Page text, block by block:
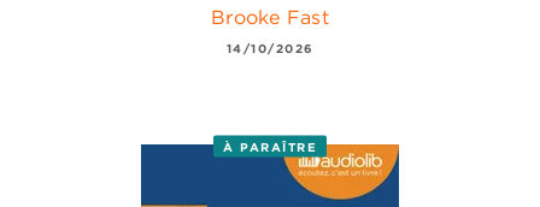
Brooke Fast
14/10/2026
À PARAÎTRE